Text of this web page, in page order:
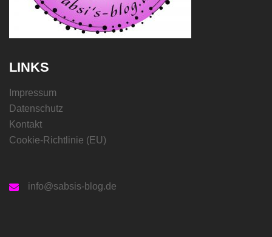
LINKS
Impressum
Datenschutz
Kontakt
Cookie-Richtlinie (EU)
info@sabsis-blog.de